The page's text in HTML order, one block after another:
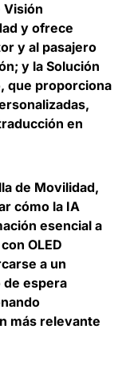
Visión
y ofrece
y al pasajero
y la Solución
que proporciona
en
de Movilidad,
cómo la IA
esencial a
OLED
a un
de espera
más relevante